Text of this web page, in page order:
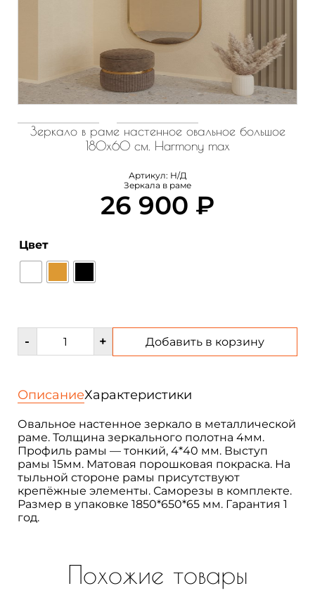
Зеркало в раме настенное овальное большое
180х60 см. Harmony max
Артикул: Н/Д
Зеркала в раме
26 900 ₽
Цвет
-
товара
Зеркало
раме
настенное
большое
180х60
см.
Harmony
max
+ Добавить в корзину
ОписаниеХарактеристики
Овальное настенное зеркало в металлической
раме. Толщина зеркального полотна 4мм.
Профиль рамы — тонкий, 4*40 мм. Выступ
рамы 15мм. Матовая порошковая покраска. На
тыльной стороне рамы присутствуют
крепёжные элементы. Саморезы в комплекте.
Размер в упаковке 1850*650*65 мм. Гарантия 1
год.
Похожие товары